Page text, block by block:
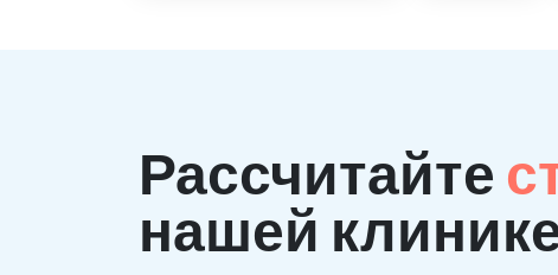
Рассчитайте
нашей